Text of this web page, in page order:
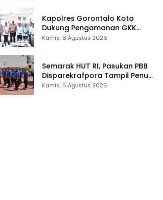
Kapolres Gorontalo Kota
Dukung Pengamanan GKK
2026, Disparekrafpora Perkuat
Kamis, 6 Agustus 2026
Semarak HUT RI, Pasukan PBB
Disparekrafpora Tampil Penuh
Semangat
Kamis, 6 Agustus 2026